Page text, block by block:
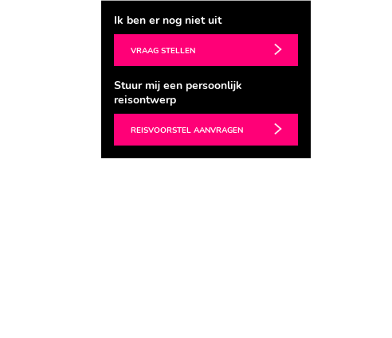
Ik ben er nog niet uit
VRAAG STELLEN
Stuur mij een persoonlijk
reisontwerp
REISVOORSTEL AANVRAGEN